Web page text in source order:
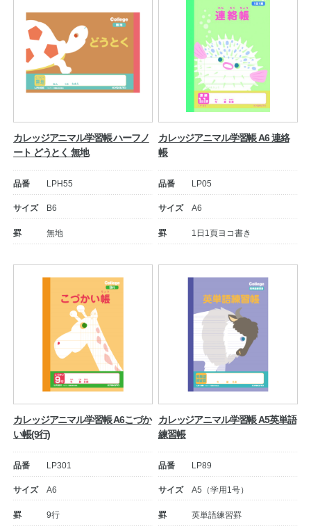
カレッジアニマル学習帳 ハーフノ
ート どうとく 無地
品番 LPH55
サイズ B6
罫 無地
カレッジアニマル学習帳 A6 連絡
帳
品番 LP05
サイズ A6
罫 1日1頁ヨコ書き
カレッジアニマル学習帳 A6こづか
い帳(9行)
品番 LP301
サイズ A6
罫 9行
カレッジアニマル学習帳 A5英単語
練習帳
品番 LP89
サイズ A5（学用1号）
罫 英単語練習罫